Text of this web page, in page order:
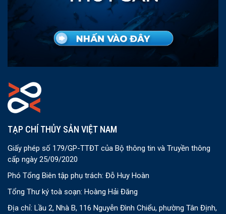
TẠP CHÍ THỦY SẢN VIỆT NAM
Giấy phép số 179/GP-TTĐT của Bộ thông tin và Truyền thông
cấp ngày 25/09/2020
Phó Tổng Biên tập phụ trách: Đỗ Huy Hoàn
Tổng Thư ký toà soạn: Hoàng Hải Đăng
Địa chỉ: Lầu 2, Nhà B, 116 Nguyễn Đình Chiểu, phường Tân Định,